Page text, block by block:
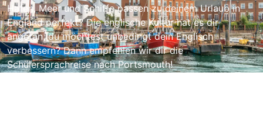
Hafen, Meer und Schiffe passen zu deinem Urlaub in
England perfekt? Die englische Kultur hat es dir
angetan, du möchtest unbedingt dein Englisch
verbessern? Dann empfehlen wir dir die
Schülersprachreise nach Portsmouth!